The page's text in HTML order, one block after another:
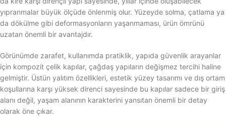
yıpranmalar büyük ölçüde önlenmiş olur. Yüzeyde solma, çatlama ya
da dökülme gibi deformasyonların yaşanmaması, ürün ömrünü
uzatan önemli bir avantajdır.
Görünümde zarafet, kullanımda pratiklik, yapıda güvenlik arayanlar
için kompozit çelik kapılar, çağdaş yapıların değişmez tercihi haline
gelmiştir. Üstün yalıtım özellikleri, estetik yüzey tasarımı ve dış ortam
koşullarına karşı yüksek direnci sayesinde bu kapılar sadece bir giriş
alanı değil, yaşam alanının karakterini yansıtan önemli bir detay
olarak öne çıkar.